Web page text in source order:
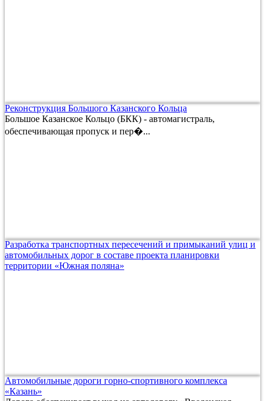
Реконструкция Большого Казанского Кольца
Большое Казанское Кольцо (БКК) - автомагистраль,
обеспечивающая пропуск и пер�...
Разработка транспортных пересечений и примыканий улиц и
автомобильных дорог в составе проекта планировки
территории «Южная поляна»
Автомобильные дороги горно-спортивного комплекса
«Казань»